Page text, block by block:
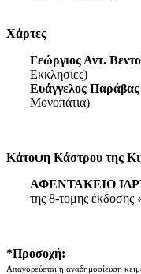
Χάρτες
Γεώργιος Αντ.
Εκκλησίες)
Ευάγγελος Παράβας
Μονοπάτια)
Κάτοψη Κάστρου της
ΑΦΕΝΤΑΚΕΙΟ
της 8-τομης έκδοσης
*Προσοχή:
Απαγορεύεται η αναδημοσίευση